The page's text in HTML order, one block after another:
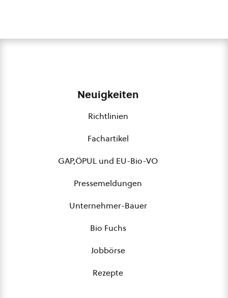
Neuigkeiten
Richtlinien
Fachartikel
GAP,ÖPUL und EU-Bio-VO
Pressemeldungen
Unternehmer-Bauer
Bio Fuchs
Jobbörse
Rezepte